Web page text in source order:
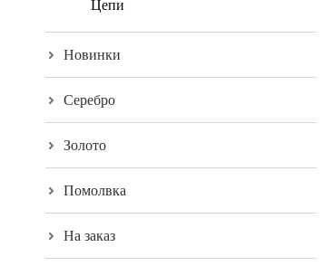
Цепи
Новинки
Серебро
Золото
Помолвка
На заказ